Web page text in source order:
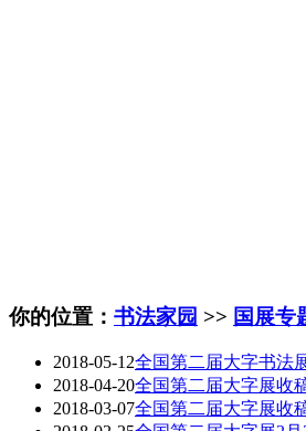
你的位置： 书法家园 >> 国展专
2018-05-12全国第二届大字书法
2018-04-20全国第二届大字展收
2018-03-07全国第二届大字展收